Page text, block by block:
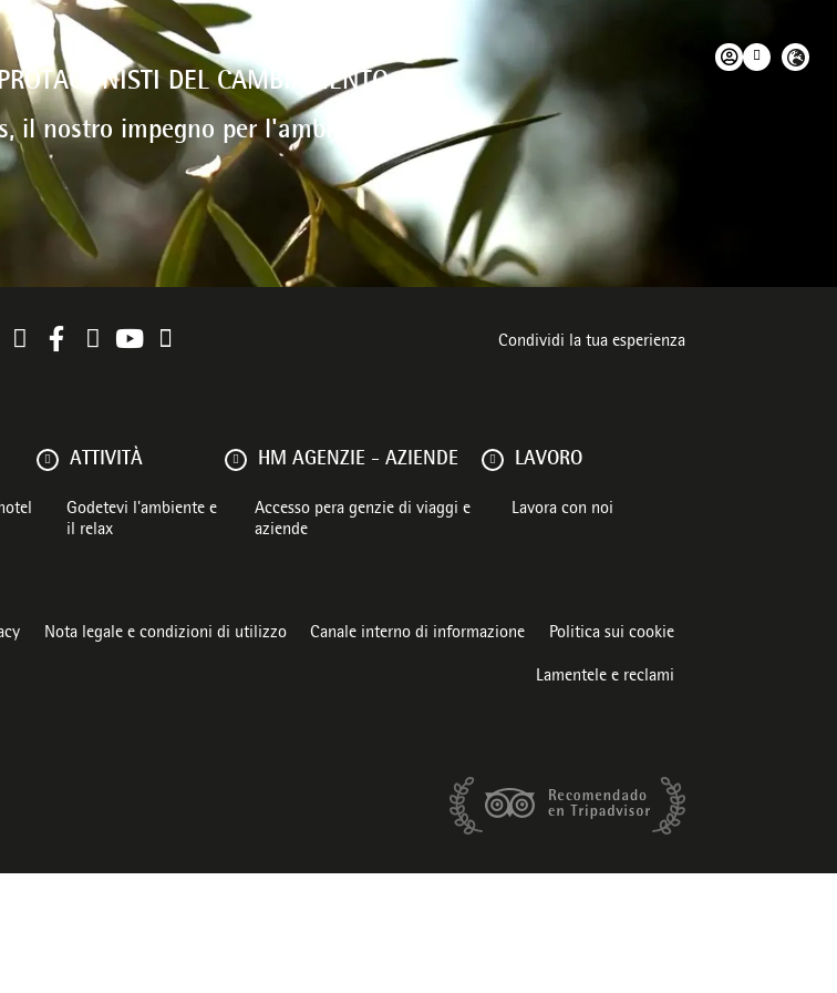
DEL CAMBIAMENTO
il nostro impegno per l'ambiente
Condividi la tua esperienza
ATTIVITÀ
Godetevi l'ambiente e
il relax
HM AGENZIE - AZIENDE
Accesso pera genzie di viaggi e
aziende
LAVORO
Lavora con noi
Nota legale e condizioni di utilizzo Canale interno di informazione Politica sui cookie
Lamentele e reclami